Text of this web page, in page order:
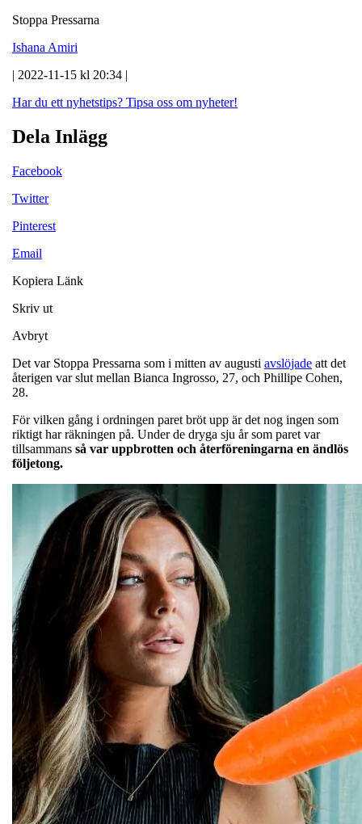
Stoppa Pressarna
Ishana Amiri
| 2022-11-15 kl 20:34 |
Har du ett nyhetstips? Tipsa oss om nyheter!
Dela Inlägg
Facebook
Twitter
Pinterest
Email
Kopiera Länk
Skriv ut
Avbryt
Det var Stoppa Pressarna som i mitten av augusti avslöjade att det
återigen var slut mellan Bianca Ingrosso, 27, och Phillipe Cohen,
28.
För vilken gång i ordningen paret bröt upp är det nog ingen som
riktigt har räkningen på. Under de dryga sju år som paret var
tillsammans så var uppbrotten och återföreningarna en ändlös
följetong.